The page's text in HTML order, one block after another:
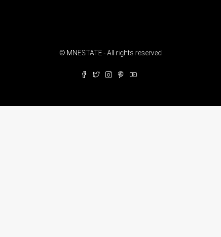
© MNESTATE - All rights reserved